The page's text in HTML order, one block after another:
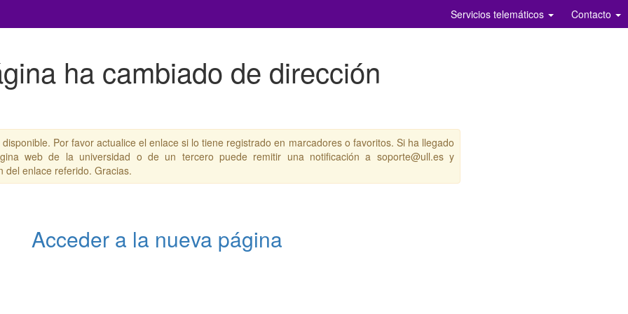
Servicios telemáticos Contacto
ha cambiado de dirección
Por favor actualice el enlace si lo tiene registrado en marcadores o favoritos. Si ha llegado
web de la universidad o de un tercero puede remitir una notificación a soporte@ull.es y
del enlace referido. Gracias.
Acceder a la nueva página